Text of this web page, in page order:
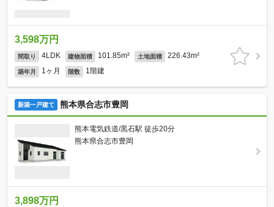
3,598万円
間取り 4LDK 建物面積 101.85m² 土地面積 226.43m²
築年月 1ヶ月 階数 1階建
新築一戸建て 熊本県合志市豊岡
熊本電気鉄道/黒石駅 徒歩20分
熊本県合志市豊岡
3,898万円